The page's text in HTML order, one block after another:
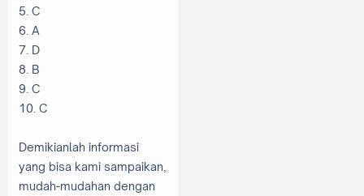
5. C
6. A
7. D
8. B
9. C
10. C
Demikianlah informasi
yang bisa kami sampaikan,
mudah-mudahan dengan